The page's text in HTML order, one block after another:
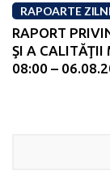
RAPOARTE
RAPORT
ŞI A
08:00 –